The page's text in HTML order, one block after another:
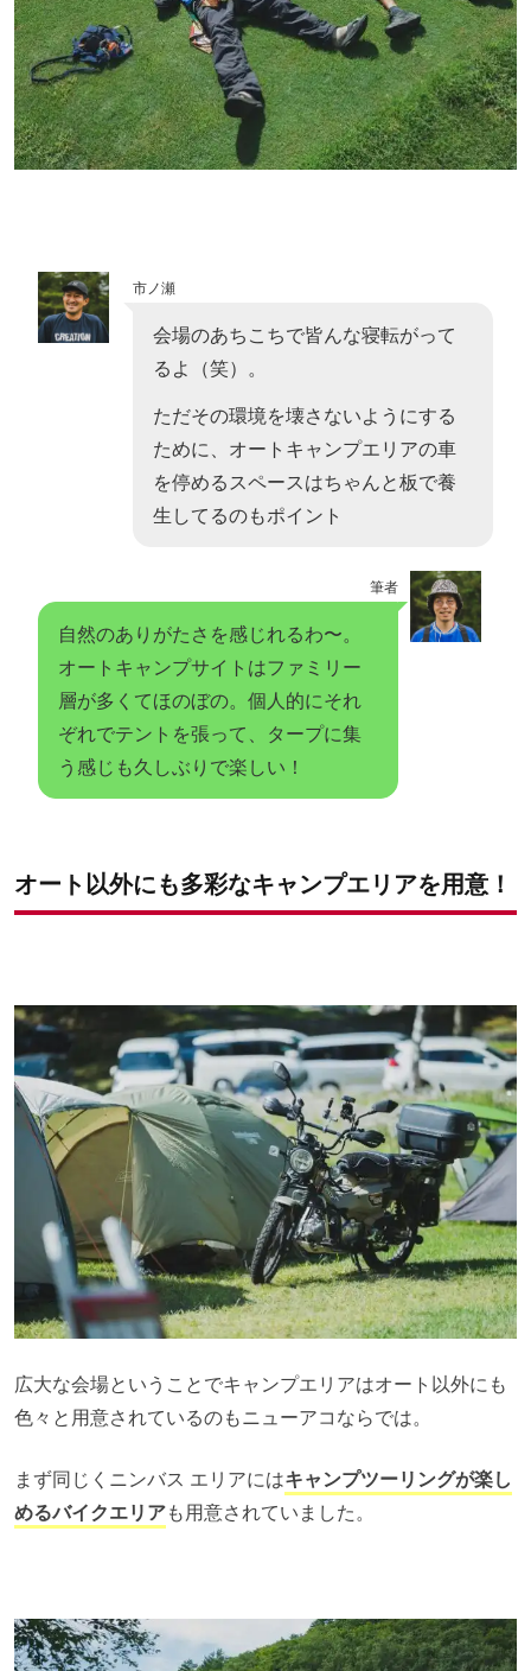
市ノ瀬
会場のあちこちで皆んな寝転がって
るよ（笑）。
ただその環境を壊さないようにする
ために、オートキャンプエリアの車
を停めるスペースはちゃんと板で養
生してるのもポイント
筆者
自然のありがたさを感じれるわ〜。
オートキャンプサイトはファミリー
層が多くてほのぼの。個人的にそれ
ぞれでテントを張って、タープに集
う感じも久しぶりで楽しい！
オート以外にも多彩なキャンプエリアを用意！
広大な会場ということでキャンプエリアはオート以外にも
色々と用意されているのもニューアコならでは。
まず同じくニンバス エリアにはキャンプツーリングが楽し
めるバイクエリアも用意されていました。